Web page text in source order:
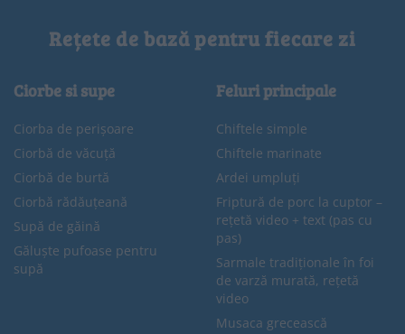
Rețete de bază pentru fiecare zi
Ciorbe si supe
Ciorba de perișoare
Ciorbă de văcuță
Ciorbă de burtă
Ciorbă rădăuțeană
Supă de găină
Găluște pufoase pentru
supă
Feluri principale
Chiftele simple
Chiftele marinate
Ardei umpluți
Friptură de porc la cuptor –
rețetă video + text (pas cu
pas)
Sarmale tradiționale în foi
de varză murată, rețetă
video
Musaca grecească